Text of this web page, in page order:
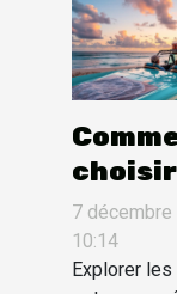
idéal
votre
7 décembre
10:14
Explorer les